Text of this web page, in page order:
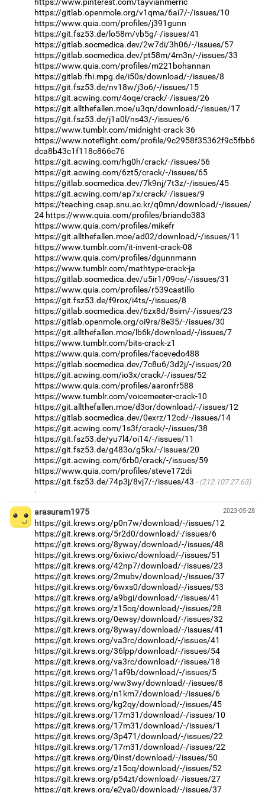
https://gitlab.openmole.org/v1qma/6ai7/-/issues/10
https://www.quia.com/profiles/j391gunn
https://git.fsz53.de/lo58m/vb5g/-/issues/41
https://gitlab.socmedica.dev/2w7di/3h06/-/issues/57
https://gitlab.socmedica.dev/pt58m/4m3n/-/issues/33
https://www.quia.com/profiles/m221bohannan
https://gitlab.fhi.mpg.de/i50s/download/-/issues/8
https://git.fsz53.de/nv18w/j3o6/-/issues/15
https://git.acwing.com/4oqe/crack/-/issues/26
https://git.allthefallen.moe/u3qn/download/-/issues/17
https://git.fsz53.de/j1a0l/ns43/-/issues/6
https://www.tumblr.com/midnight-crack-36
https://www.noteflight.com/profile/9c2958f35362f9c5fbb6
dca8b43c1f118c866c76
https://git.acwing.com/hg0h/crack/-/issues/56
https://git.acwing.com/6zt5/crack/-/issues/65
https://gitlab.socmedica.dev/7k9nj/7t3z/-/issues/45
https://git.acwing.com/ap7x/crack/-/issues/9
https://teaching.csap.snu.ac.kr/q0mn/download/-/issues/
24 https://www.quia.com/profiles/briando383
https://www.quia.com/profiles/mikefr
https://git.allthefallen.moe/ad02/download/-/issues/11
https://www.tumblr.com/it-invent-crack-08
https://www.quia.com/profiles/dgunnmann
https://www.tumblr.com/mathtype-crack-ja
https://gitlab.socmedica.dev/u5ir1/09os/-/issues/31
https://www.quia.com/profiles/r539castillo
https://git.fsz53.de/f9rox/i4ts/-/issues/8
https://gitlab.socmedica.dev/6zx8d/8sim/-/issues/23
https://gitlab.openmole.org/oi9rs/8e35/-/issues/30
https://git.allthefallen.moe/lb6k/download/-/issues/7
https://www.tumblr.com/bits-crack-z1
https://www.quia.com/profiles/facevedo488
https://gitlab.socmedica.dev/7c8u6/3d2j/-/issues/20
https://git.acwing.com/io3x/crack/-/issues/52
https://www.quia.com/profiles/aaronfr588
https://www.tumblr.com/voicemeeter-crack-10
https://git.allthefallen.moe/d3or/download/-/issues/12
https://gitlab.socmedica.dev/0exrz/12cd/-/issues/14
https://git.acwing.com/1s3f/crack/-/issues/38
https://git.fsz53.de/yu7l4/oi14/-/issues/11
https://git.fsz53.de/g483o/g5kx/-/issues/20
https://git.acwing.com/6rb0/crack/-/issues/59
https://www.quia.com/profiles/steve172di
https://git.fsz53.de/74p3j/8vj7/-/issues/43
(212.107.27.63)
·
2023-05-28
arasuram1975
https://git.krews.org/p0n7w/download/-/issues/12
https://git.krews.org/5r2d0/download/-/issues/6
https://git.krews.org/8yway/download/-/issues/48
https://git.krews.org/6xiwc/download/-/issues/51
https://git.krews.org/42np7/download/-/issues/23
https://git.krews.org/2mubv/download/-/issues/37
https://git.krews.org/6wxs0/download/-/issues/53
https://git.krews.org/a9bgi/download/-/issues/41
https://git.krews.org/z15cq/download/-/issues/28
https://git.krews.org/0ewsy/download/-/issues/32
https://git.krews.org/8yway/download/-/issues/41
https://git.krews.org/va3rc/download/-/issues/41
https://git.krews.org/36lpp/download/-/issues/54
https://git.krews.org/va3rc/download/-/issues/18
https://git.krews.org/1af9b/download/-/issues/5
https://git.krews.org/ww3wy/download/-/issues/8
https://git.krews.org/n1km7/download/-/issues/6
https://git.krews.org/kg2qy/download/-/issues/45
https://git.krews.org/17m31/download/-/issues/10
https://git.krews.org/17m31/download/-/issues/1
https://git.krews.org/3p471/download/-/issues/22
https://git.krews.org/17m31/download/-/issues/22
https://git.krews.org/0inst/download/-/issues/50
https://git.krews.org/z15cq/download/-/issues/52
https://git.krews.org/p54zt/download/-/issues/27
https://git.krews.org/e2ya0/download/-/issues/37